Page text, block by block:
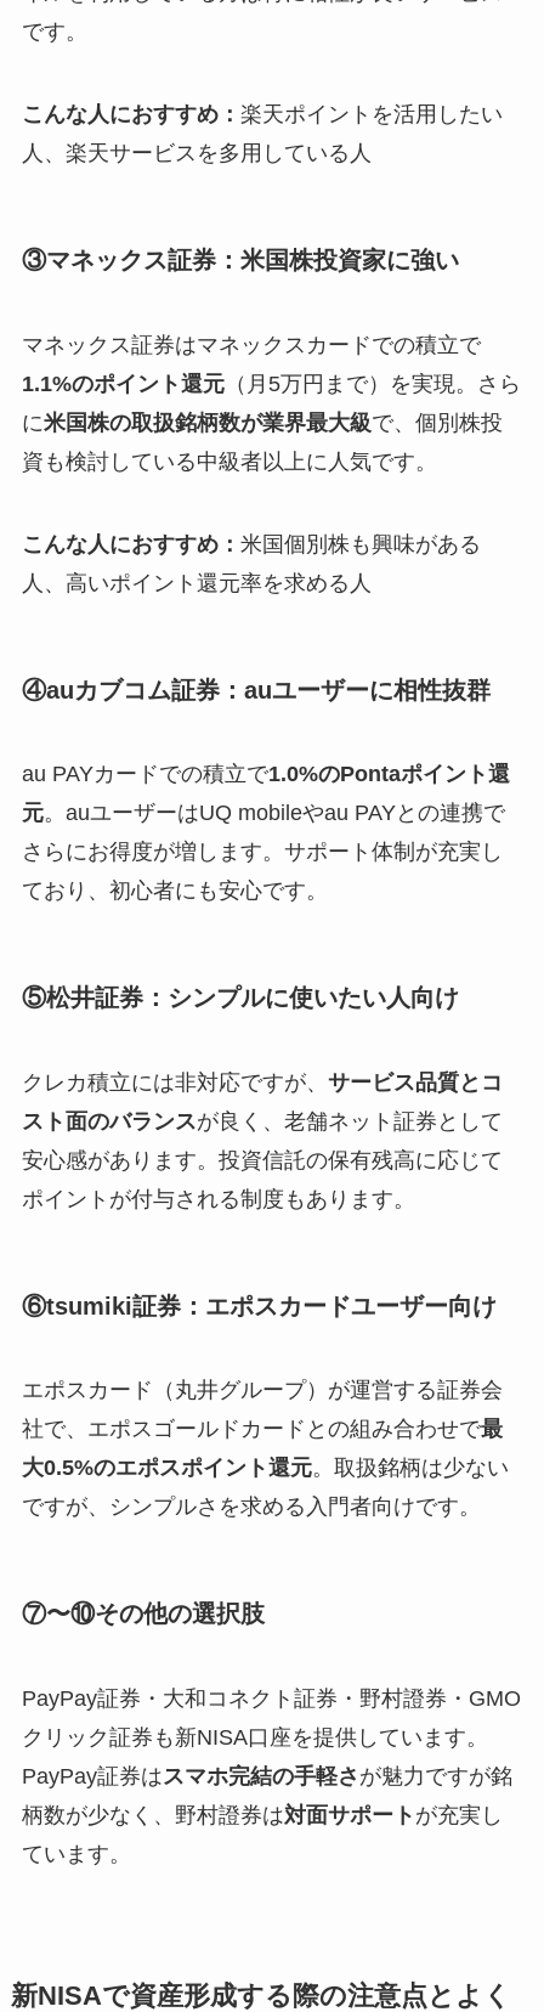
です。
こんな人におすすめ： 楽天ポイントを活用したい
人、楽天サービスを多用している人
③マネックス証券：米国株投資家に強い
マネックス証券はマネックスカードでの積立で
1.1%のポイント還元（月5万円まで）を実現。さら
に米国株の取扱銘柄数が業界最大級で、個別株投
資も検討している中級者以上に人気です。
こんな人におすすめ： 米国個別株も興味がある
人、高いポイント還元率を求める人
④auカブコム証券：auユーザーに相性抜群
au PAYカードでの積立で1.0%のPontaポイント還
元。auユーザーはUQ mobileやau PAYとの連携で
さらにお得度が増します。サポート体制が充実し
ており、初心者にも安心です。
⑤松井証券：シンプルに使いたい人向け
クレカ積立には非対応ですが、 サービス品質とコ
スト面のバランスが良く、老舗ネット証券として
安心感があります。投資信託の保有残高に応じて
ポイントが付与される制度もあります。
⑥tsumiki証券：エポスカードユーザー向け
エポスカード（丸井グループ）が運営する証券会
社で、エポスゴールドカードとの組み合わせで最
大0.5%のエポスポイント還元。取扱銘柄は少ない
ですが、シンプルさを求める入門者向けです。
⑦〜⑩その他の選択肢
PayPay証券・大和コネクト証券・野村證券・GMO
クリック証券も新NISA口座を提供しています。
PayPay証券はスマホ完結の手軽さ が魅力ですが銘
柄数が少なく、野村證券は対面サポート が充実し
ています。
新NISAで資産形成する際の注意点とよく